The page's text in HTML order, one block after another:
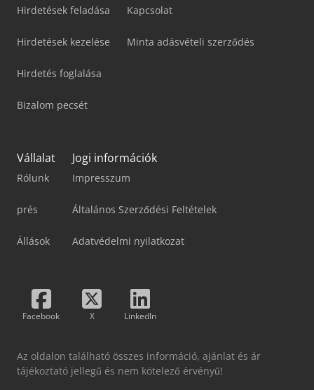
Hirdetések feladása
Hirdetések kezelése
Hirdetés foglalása
Bizalom pecsét
Kapcsolat
Minta adásvételi szerződés
Vállalat
Rólunk
prés
Állások
Jogi információk
Impresszum
Általános Szerződési Feltételek
Adatvédelmi nyilatkozat
Facebook X LinkedIn
Az oldalon található összes információ, ajánlat és ár
tájékoztató jellegű és nem kötelező érvényű!